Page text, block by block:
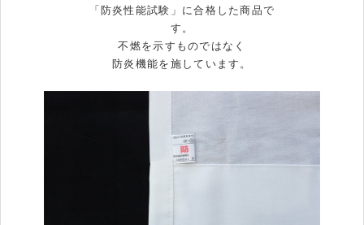
「防炎性能試験」に合格した商品で
す。
不燃を示すものではなく
防炎機能を施しています。